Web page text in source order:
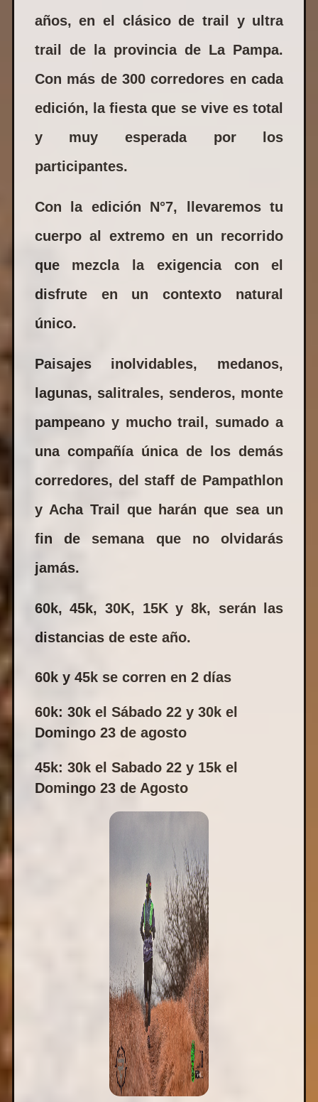
años, en el clásico de trail y ultra
trail de la provincia de La Pampa.
Con más de 300 corredores en cada
edición, la fiesta que se vive es total
y muy esperada por los
participantes.
Con la edición N°7, llevaremos tu
cuerpo al extremo en un recorrido
que mezcla la exigencia con el
disfrute en un contexto natural
único.
Paisajes inolvidables, medanos,
lagunas, salitrales, senderos, monte
pampeano y mucho trail, sumado a
una compañía única de los demás
corredores, del staff de Pampathlon
y Acha Trail que harán que sea un
fin de semana que no olvidarás
jamás.
60k, 45k, 30K, 15K y 8k, serán las
distancias de este año.
60k y 45k se corren en 2 días
60k: 30k el Sábado 22 y 30k el
Domingo 23 de agosto
45k: 30k el Sabado 22 y 15k el
Domingo 23 de Agosto